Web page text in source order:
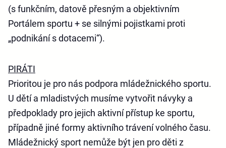
(s funkčním, datově přesným a objektivním
Portálem sportu + se silnými pojistkami proti
„podnikání s dotacemi“).
PIRÁTI
Prioritou je pro nás podpora mládežnického sportu.
U dětí a mladistvých musíme vytvořit návyky a
předpoklady pro jejich aktivní přístup ke sportu,
případně jiné formy aktivního trávení volného času.
Mládežnický sport nemůže být jen pro děti z